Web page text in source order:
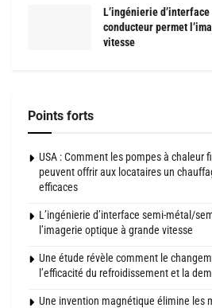
L’ingénierie
conducteur permet
vitesse
Points forts
USA : Comment les pompes à chaleur
peuvent offrir aux locataires un
efficaces
L’ingénierie d’interface semi-métal/
l’imagerie optique à grande vitesse
Une étude révèle comment le
l’efficacité du refroidissement et la
Une invention magnétique élimine les